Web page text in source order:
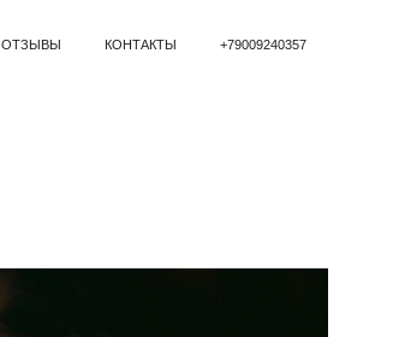
ОТЗЫВЫ КОНТАКТЫ +79009240357